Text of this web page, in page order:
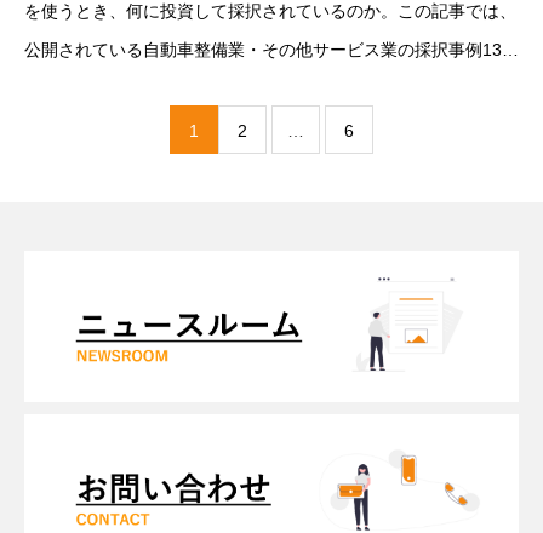
を使うとき、何に投資して採択されているのか。この記事では、
公開されている自動車整備業・その他サービス業の採択事例13選
なげるための申請のポイントをまとめます。自社の
1 2 6